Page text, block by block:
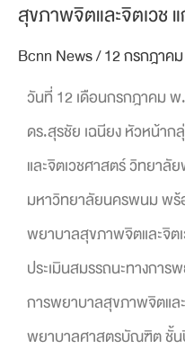
สุขภาพจิตและจิตเวช
Bcnn News/12 กรกฎาค
วันที่ 12 เดือนกรกฎาคม
ดร.สุรชัย เฉนียง หัวหน้า
และจิตเวชศาสตร์ วิทยา
มหาวิทยาลัยนครพนม พ
พยาบาลสุขภาพจิตและจิต
ประเมินสมรรถนะทางกา
การพยาบาลสุขภาพจิตแล
พยาบาลศาสตรบัณฑิต ชั้